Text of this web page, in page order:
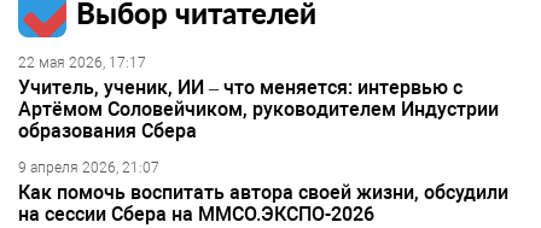
Выбор читателей
22 мая 2026, 17:17
Учитель, ученик, ИИ – что меняется: интервью с
Артёмом Соловейчиком, руководителем Индустрии
образования Сбера
9 апреля 2026, 21:07
Как помочь воспитать автора своей жизни, обсудили
на сессии Сбера на ММСО.ЭКСПО-2026